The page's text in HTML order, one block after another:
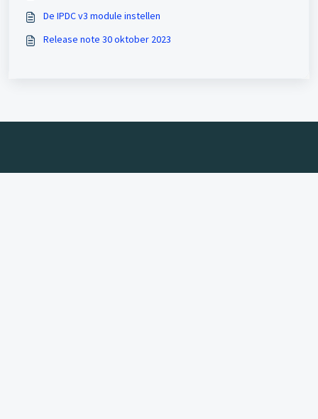
De IPDC v3 module instellen
Release note 30 oktober 2023